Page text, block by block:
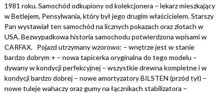
1981 roku. Samochód odkupiony od kolekcjonera – lekarz mieszkający
w Betlejem, Pensylwania, który był jego drugim właścicielem. Starszy
Pan wystawiał ten samochód na licznych pokazach oraz zlotach w
USA. Bezwypadkowa historia samochodu potwierdzona wpisami w
CARFAX. Pojazd utrzymany wzorowo: – wnętrze jest w stanie
bardzo dobrym + – nowa tapicerka oryginalna do tego modelu –
dywany w kondycji perfekcyjnej – wszystkie drewna kompletne i w
kondycji bardzo dobrej – nowe amortyzatory BILSTEN (przód tył) –
nowe tuleje wahaczy oraz gumy na łącznikach stabilizatora –